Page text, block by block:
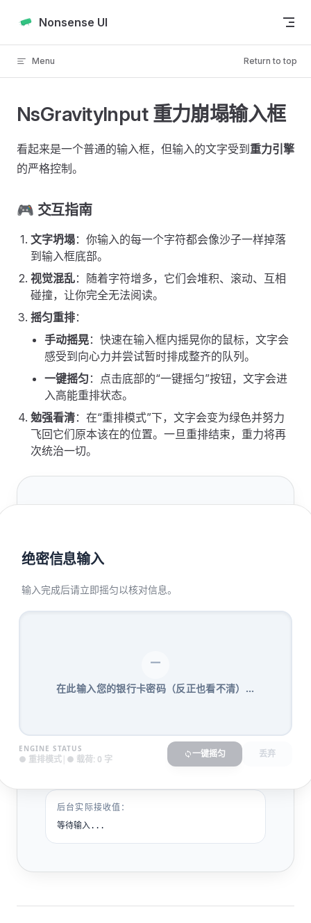
Skip to content
Nonsense UI
Menu Return to top
NsGravityInput 重力崩塌输入框
看起来是一个普通的输入框，但输入的文字受到 重力引擎
的严格控制。
🎮 交互指南
文字坍塌：你输入的每一个字符都会像沙子一样掉落
到输入框底部。
视觉混乱：随着字符增多，它们会堆积、滚动、互相
碰撞，让你完全无法阅读。
摇匀重排：
手动摇晃：快速在输入框内摇晃你的鼠标，文字会
感受到向心力并尝试暂时排成整齐的队列。
一键摇匀 ：点击底部的“一键摇匀”按钮，文字会进
入高能重排状态。
勉强看清：在“重排模式”下，文字会变为绿色并努力
飞回它们原本该在的位置。一旦重排结束，重力将再
次统治一切。
绝密信息输入
输入完成后请立即摇匀以核对信息。
在此输入您的银行卡密码（反正也看不清）...
ENGINE STATUS
● 重排模式| ● 载荷: 0 字 一键摇匀 丢弃
后台实际接收值：
等待输入...